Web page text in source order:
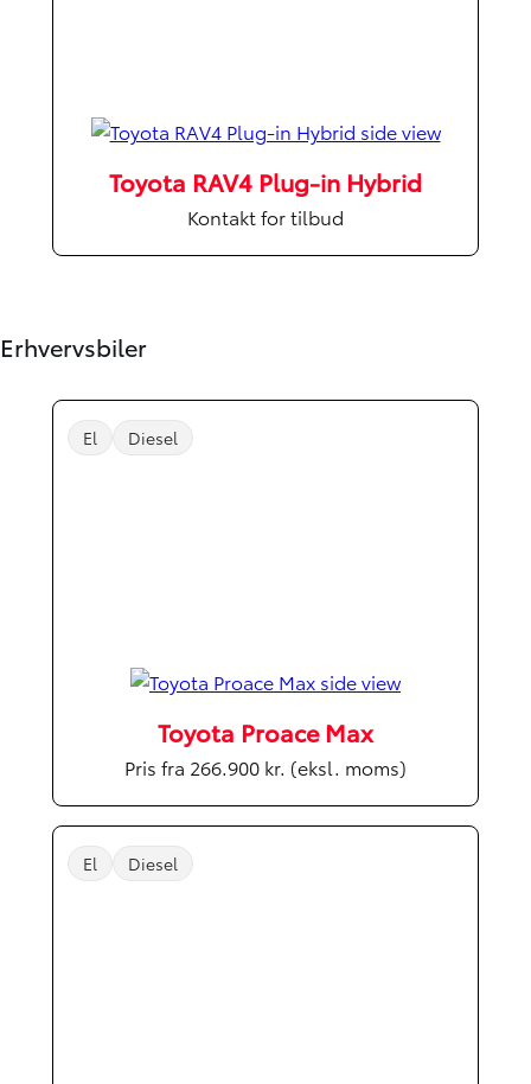
Toyota RAV4 Plug-in Hybrid
Kontakt for tilbud
Erhvervsbiler
El Diesel
Toyota Proace Max
Pris fra 266.900 kr. (eksl. moms)
El Diesel